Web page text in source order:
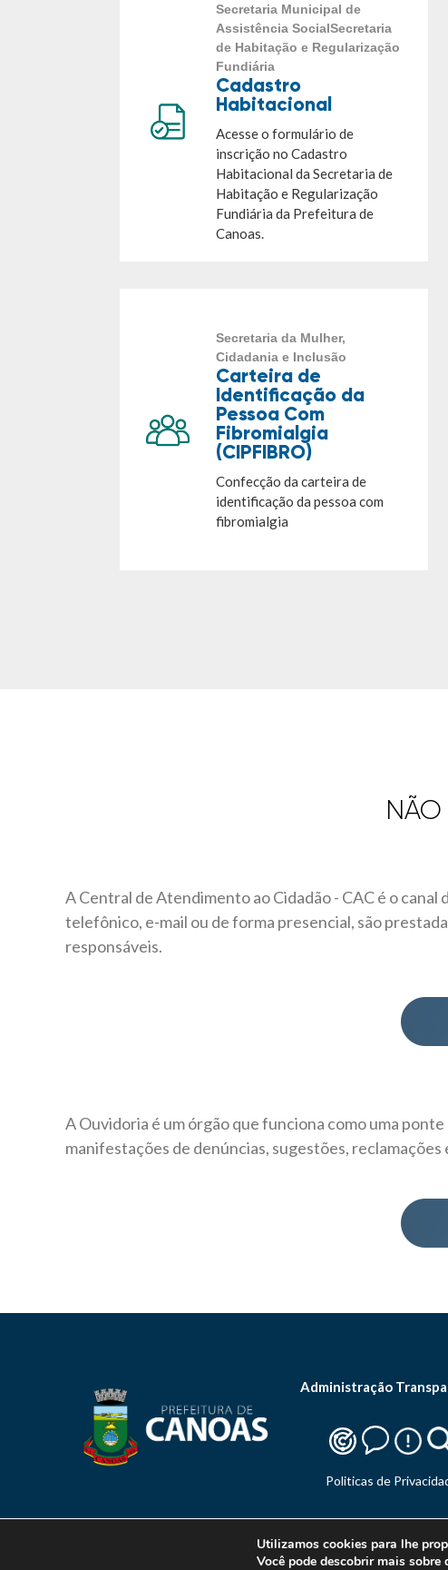
Secretaria Municipal de
Assistência SocialSecretaria
de Habitação e Regularização
Fundiária
Cadastro
Habitacional
Acesse o formulário de
inscrição no Cadastro
Habitacional da Secretaria de
Habitação e Regularização
Fundiária da Prefeitura de
Canoas.
Secretaria da Mulher,
Cidadania e Inclusão
Carteira de
Identificação da
Pessoa Com
Fibromialgia
(CIPFIBRO)
Confecção da carteira de
identificação da pessoa com
fibromialgia
A Central de Atendimento ao Cidadão - CAC é o
telefônico, e-mail ou de forma presencial, são
responsáveis.
A Ouvidoria é um órgão que funciona como uma
manifestações de denúncias, sugestões,
Administração
Politicas de
©
Utilizamos cookies para lhe
Você pode descobrir mais